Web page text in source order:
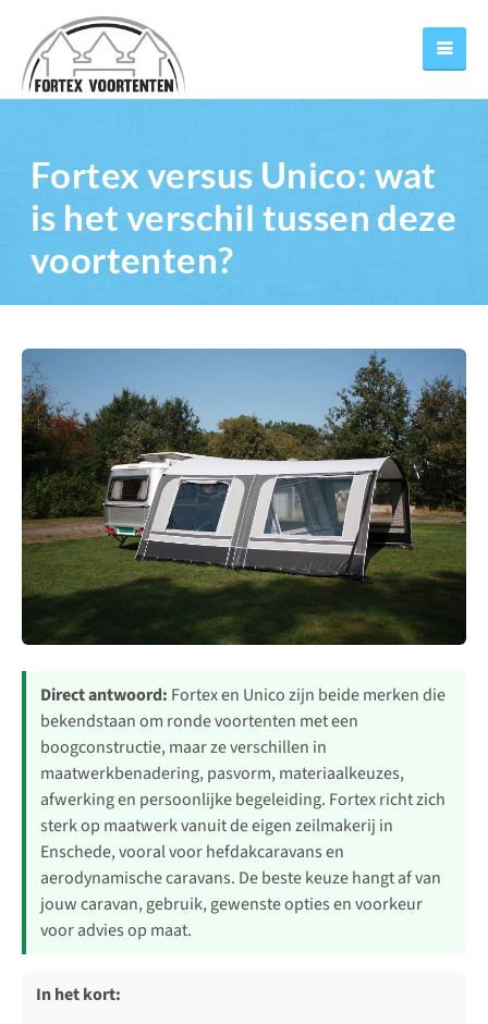
Fortex versus Unico: wat
is het verschil tussen deze
voortenten?
Direct antwoord: Fortex en Unico zijn beide merken die
bekendstaan om ronde voortenten met een
boogconstructie, maar ze verschillen in
maatwerkbenadering, pasvorm, materiaalkeuzes,
afwerking en persoonlijke begeleiding. Fortex richt zich
sterk op maatwerk vanuit de eigen zeilmakerij in
Enschede, vooral voor hefdakcaravans en
aerodynamische caravans. De beste keuze hangt af van
jouw caravan, gebruik, gewenste opties en voorkeur
voor advies op maat.
In het kort: